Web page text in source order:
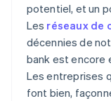
potentiel, et un
Les réseaux de
décennies de
bank est encore
Les entreprises
font bien,